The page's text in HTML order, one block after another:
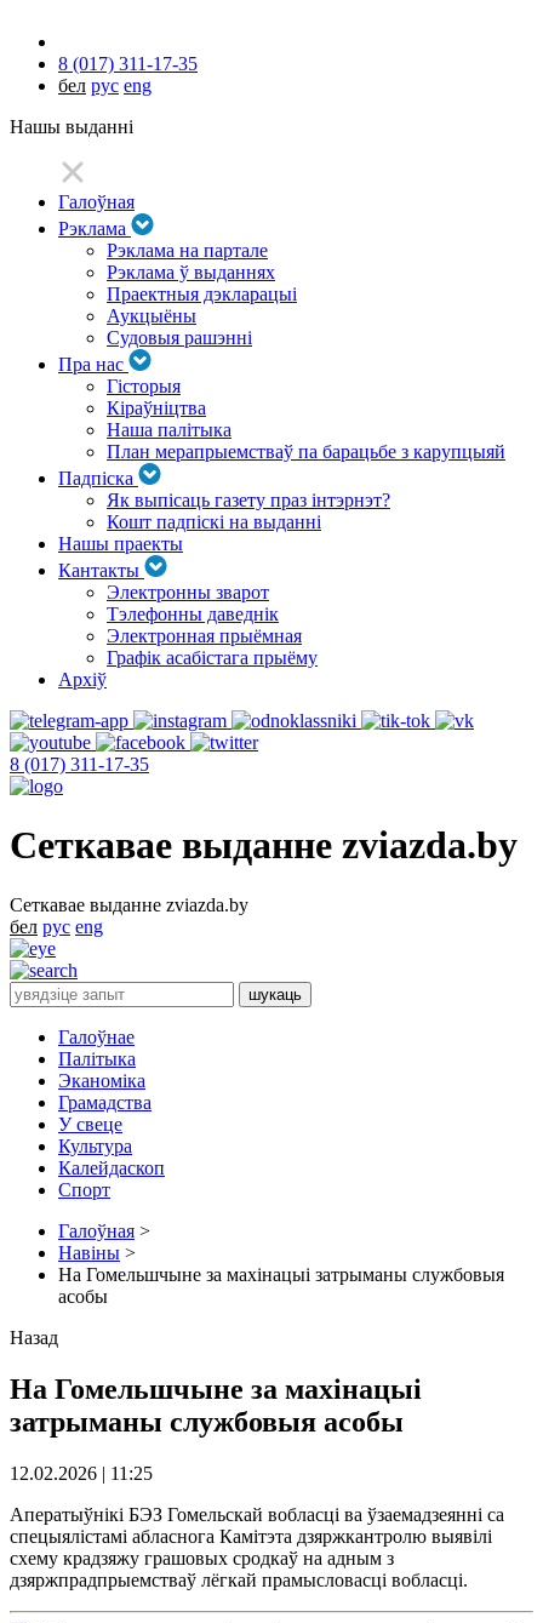
8 (017) 311-17-35
бел рус eng
Нашы выданні
Галоўная
Рэклама
Рэклама на партале
Рэклама ў выданнях
Праектныя дэкларацыі
Аукцыёны
Судовыя рашэнні
Пра нас
Гісторыя
Кіраўніцтва
Наша палітыка
План мерапрыемстваў па барацьбе з карупцыяй
Падпіска
Як выпісаць газету праз інтэрнэт?
Кошт падпіскі на выданні
Нашы праекты
Кантакты
Электронны зварот
Тэлефонны даведнік
Электронная прыёмная
Графік асабістага прыёму
Архіў
8 (017) 311-17-35
Сеткавае выданне zviazda.by
Сеткавае выданне zviazda.by
бел рус eng
Галоўнае
Палітыка
Эканоміка
Грамадства
У свеце
Культура
Калейдаскоп
Спорт
Галоўная >
Навіны >
На Гомельшчыне за махінацыі затрыманы службовыя
асобы
Назад
На Гомельшчыне за махінацыі
затрыманы службовыя асобы
12.02.2026 | 11:25
Аператыўнікі БЭЗ Гомельскай вобласці ва ўзаемадзеянні са
спецыялістамі абласнога Камітэта дзяржкантролю выявілі
схему крадзяжу грашовых сродкаў на адным з
дзяржпрадпрыемстваў лёгкай прамысловасці вобласці.